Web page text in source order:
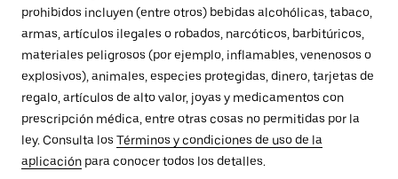
prohibidos incluyen (entre otros) bebidas alcohólicas, tabaco,
armas, artículos ilegales o robados, narcóticos, barbitúricos,
materiales peligrosos (por ejemplo, inflamables, venenosos o
explosivos), animales, especies protegidas, dinero, tarjetas de
regalo, artículos de alto valor, joyas y medicamentos con
prescripción médica, entre otras cosas no permitidas por la
ley. Consulta los Términos y condiciones de uso de la
aplicación para conocer todos los detalles.